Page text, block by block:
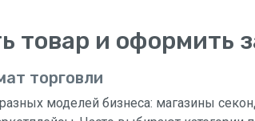
товар и оформить
торговли
моделей бизнеса: магазины